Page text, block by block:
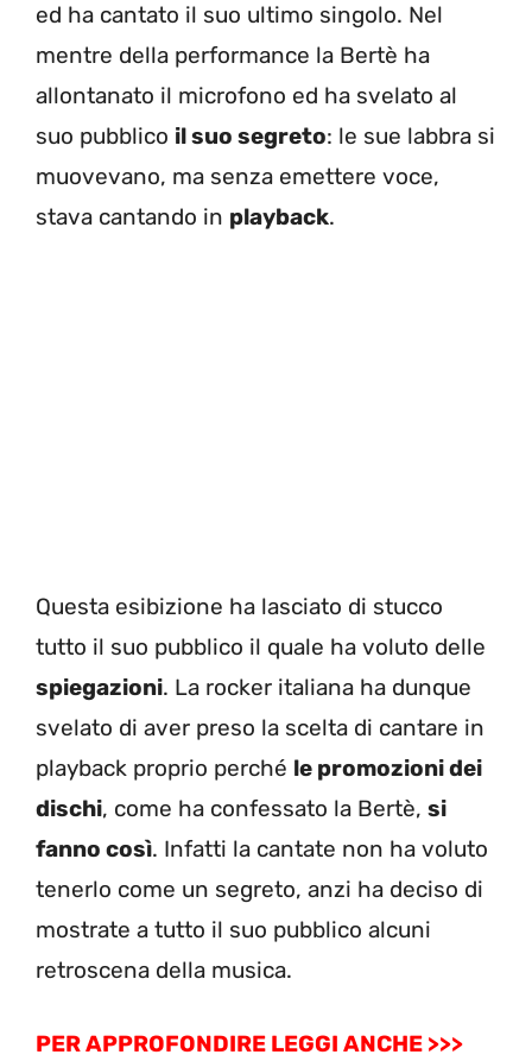
ed ha cantato il suo ultimo singolo. Nel
mentre della performance la Bertè ha
allontanato il microfono ed ha svelato al
suo pubblico il suo segreto: le sue labbra si
muovevano, ma senza emettere voce,
stava cantando in playback.
Questa esibizione ha lasciato di stucco
tutto il suo pubblico il quale ha voluto delle
spiegazioni. La rocker italiana ha dunque
svelato di aver preso la scelta di cantare in
playback proprio perché le promozioni dei
dischi, come ha confessato la Bertè, si
fanno così. Infatti la cantate non ha voluto
tenerlo come un segreto, anzi ha deciso di
mostrate a tutto il suo pubblico alcuni
retroscena della musica.
PER APPROFONDIRE LEGGI ANCHE >>>